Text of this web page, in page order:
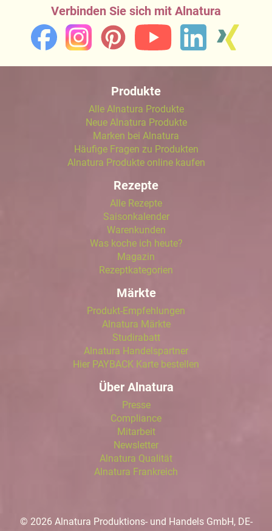
Verbinden Sie sich mit Alnatura
Produkte
Alle Alnatura Produkte
Neue Alnatura Produkte
Marken bei Alnatura
Häufige Fragen zu Produkten
Alnatura Produkte online kaufen
Rezepte
Alle Rezepte
Saisonkalender
Warenkunden
Was koche ich heute?
Magazin
Rezeptkategorien
Märkte
Produkt-Empfehlungen
Alnatura Märkte
Studirabatt
Alnatura Handelspartner
Hier PAYBACK Karte bestellen
Über Alnatura
Presse
Compliance
Mitarbeit
Newsletter
Alnatura Qualität
Alnatura Frankreich
© 2026 Alnatura Produktions- und Handels GmbH, DE-